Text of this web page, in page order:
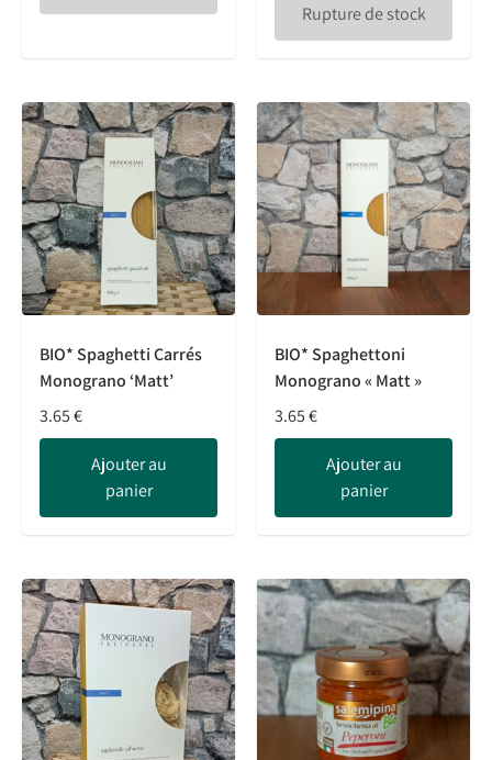
Rupture de stock
BIO* Spaghetti Carrés
Monograno ‘Matt’
3.65€
Ajouter au
panier
BIO* Spaghettoni
Monograno « Matt »
3.65€
Ajouter au
panier